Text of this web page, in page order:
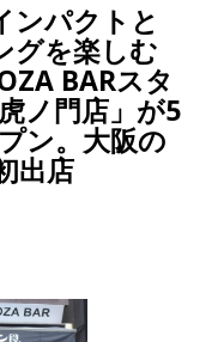
ンパクトと
グを楽しむ
BARスタ
ノ門店」が5
ン。大阪の
出店